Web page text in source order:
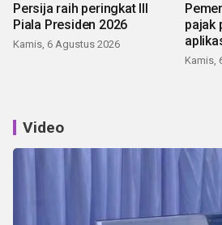
Persija raih peringkat III
Piala Presiden 2026
Kamis, 6 Agustus 2026
pajak
Kamis,
Video